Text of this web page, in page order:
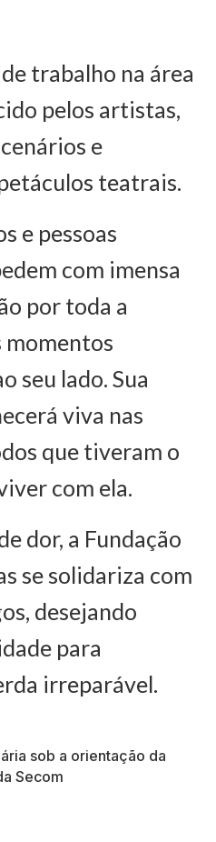
trabalho na área
pelos artistas,
e
teatrais.
e pessoas
com imensa
por toda a
seu lado. Sua
viva nas
que tiveram o
com ela.
dor, a Fundação
se solidariza com
desejando
para
irreparável.
sob a orientação da
Secom